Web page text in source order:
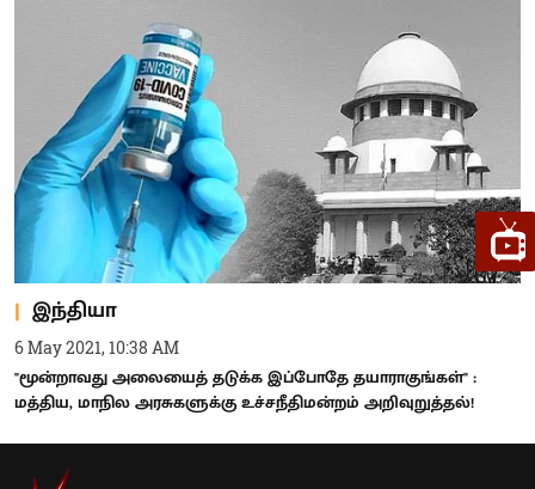
இந்தியா
6 May 2021, 10:38 AM
"மூன்றாவது அலையைத் தடுக்க இப்போதே தயாராகுங்கள்" :
மத்திய, மாநில அரசுகளுக்கு உச்சநீதிமன்றம் அறிவுறுத்தல்!